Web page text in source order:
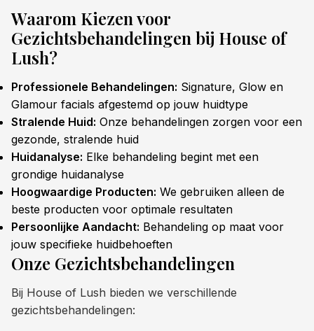
Waarom Kiezen voor
Gezichtsbehandelingen bij House of
Lush?
Professionele Behandelingen: Signature, Glow en
Glamour facials afgestemd op jouw huidtype
Stralende Huid: Onze behandelingen zorgen voor een
gezonde, stralende huid
Huidanalyse: Elke behandeling begint met een
grondige huidanalyse
Hoogwaardige Producten: We gebruiken alleen de
beste producten voor optimale resultaten
Persoonlijke Aandacht: Behandeling op maat voor
jouw specifieke huidbehoeften
Onze Gezichtsbehandelingen
Bij House of Lush bieden we verschillende
gezichtsbehandelingen: